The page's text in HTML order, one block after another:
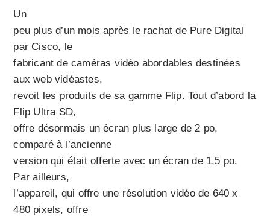
Un
peu plus d’un mois après le rachat de Pure Digital
par Cisco, le
fabricant de caméras vidéo abordables destinées
aux web vidéastes,
revoit les produits de sa gamme Flip. Tout d’abord la
Flip Ultra SD,
offre désormais un écran plus large de 2 po,
comparé à l’ancienne
version qui était offerte avec un écran de 1,5 po.
Par ailleurs,
l’appareil, qui offre une résolution vidéo de 640 x
480 pixels, offre